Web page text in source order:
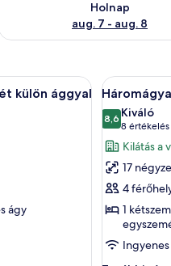
Holnap
aug. 7 - aug. 8
megterített ágy fehér
külön ággyal
ágy
A
szoba
összes
képének
szoba
4
8,610-ből 8,6
Kiváló
8 értékelés
(8
Kilátás a
17
4
1